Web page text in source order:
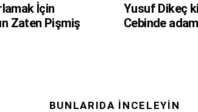
İçin
Zaten Pişmiş
Yusuf Dikeç
Cebinde
BUNLARIDA İNCELEYIN